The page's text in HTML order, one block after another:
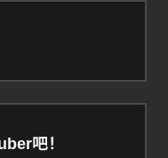
吧！